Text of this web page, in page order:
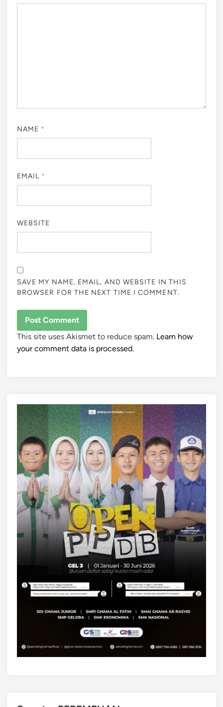
NAME *
EMAIL *
WEBSITE
SAVE MY NAME, EMAIL, AND WEBSITE IN THIS
BROWSER FOR THE NEXT TIME I COMMENT.
This site uses Akismet to reduce spam. Learn how
your comment data is processed.